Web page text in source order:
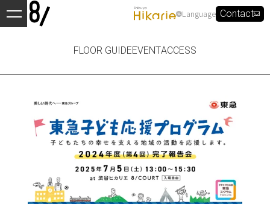
Language Contact
FLOOR GUIDEEVENTACCESS